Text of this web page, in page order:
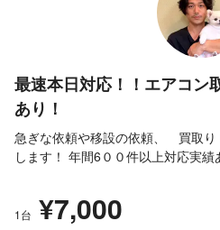
最速本日対応！！エアコン
あり！
急ぎな依頼や移設の依頼、 買取り
します！ 年間6００件以上対応実績
1台 ¥7,000